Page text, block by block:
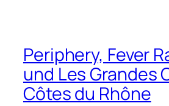
Periphery, Fever
und Les Grandes
Côtes du Rhône